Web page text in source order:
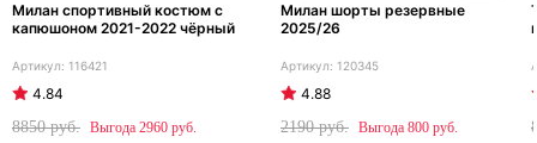
Милан спортивный костюм с
капюшоном 2021-2022 чёрный
116421
4.84
8850
2960
Милан шорты резервные
2025/26
120345
4.88
2190
800